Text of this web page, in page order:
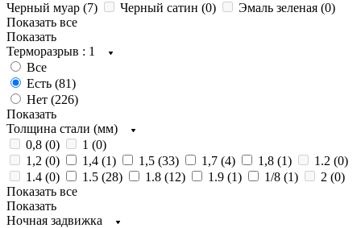
Черный муар (7) Черный сатин (0) Эмаль зеленая (0)
Показать все
Показать
Терморазрыв : 1
Все
Есть (81)
Нет (226)
Показать
Толщина стали (мм)
0,8 (0) 1 (0)
1,2 (0) 1,4 (1) 1,5 (33) 1,7 (4) 1,8 (1) 1.2 (0)
1.4 (0) 1.5 (28) 1.8 (12) 1.9 (1) 1/8 (1) 2 (0)
Показать все
Показать
Ночная задвижка